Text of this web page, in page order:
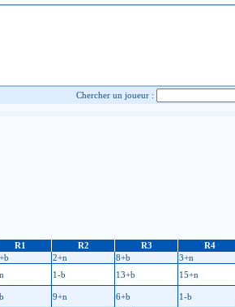
Chercher un joueur :
R1 R2 R3 R4
2+n 8+b 3+n
1-b 13+b 15+n
9+n 6+b 1-b